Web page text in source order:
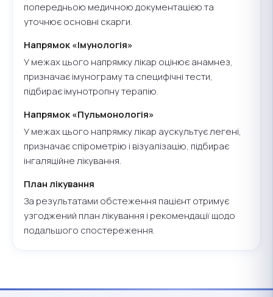
попередньою медичною документацією та
уточнює основні скарги.
Напрямок «Імунологія»
У межах цього напрямку лікар оцінює анамнез,
призначає імунограму та специфічні тести,
підбирає імунотропну терапію.
Напрямок «Пульмонологія»
У межах цього напрямку лікар аускультує легені,
призначає спірометрію і візуалізацію, підбирає
інгаляційне лікування.
План лікування
За результатами обстеження пацієнт отримує
узгоджений план лікування і рекомендації щодо
подальшого спостереження.